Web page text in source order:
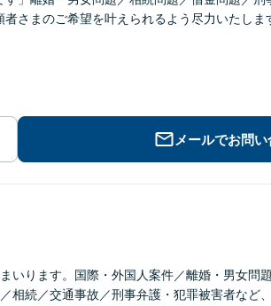
さまのご希望を叶えられるよう尽力いたし
メールでお問
いります。国際・外国人案件／離婚・男女問
相続／交通事故／刑事弁護・犯罪被害者など